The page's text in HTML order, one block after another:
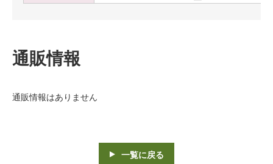
通販情報
通販情報はありません
一覧に戻る